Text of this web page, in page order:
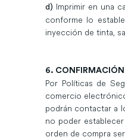
d) Imprimir en una
conforme lo
inyección de tinta,
6. CONFIRMACIÓN
Por Políticas de
comercio
podrán contactar a
no poder
orden de compra